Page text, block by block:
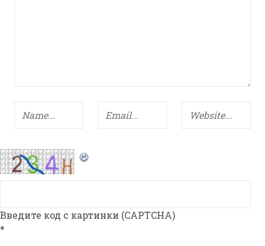
Введите код с картинки (CAPTCHA)
*